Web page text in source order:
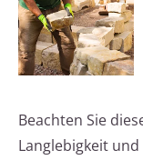
Beachten Sie
Langlebigkeit